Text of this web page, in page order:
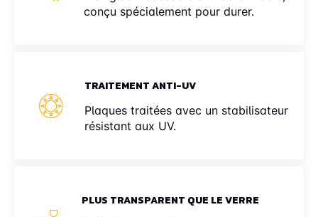
conçu spécialement pour durer.
TRAITEMENT ANTI-UV
Plaques traitées avec un stabilisateur
résistant aux UV.
PLUS TRANSPARENT QUE LE VERRE